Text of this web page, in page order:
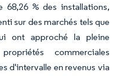
68,26 % des installations,
sur des marchés tels que
ont approché la pleine
commerciales
d'intervalle en revenus via